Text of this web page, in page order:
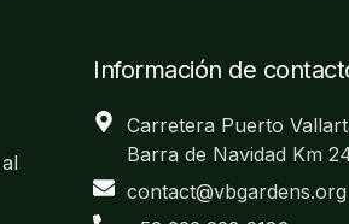
Información de
Carretera Puerto
Barra de Navidad Km
contact@vbgardens.org